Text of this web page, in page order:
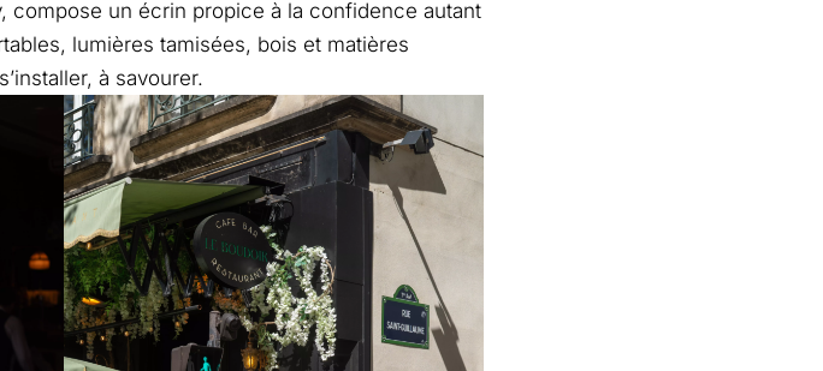
compose un écrin propice à la confidence autant
lumières tamisées, bois et matières
à savourer.